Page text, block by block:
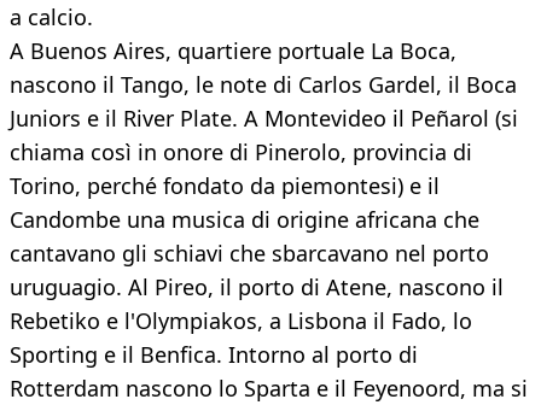
a calcio.
A Buenos Aires, quartiere portuale La Boca,
nascono il Tango, le note di Carlos Gardel, il Boca
Juniors e il River Plate. A Montevideo il Peñarol (si
chiama così in onore di Pinerolo, provincia di
Torino, perché fondato da piemontesi) e il
Candombe una musica di origine africana che
cantavano gli schiavi che sbarcavano nel porto
uruguagio. Al Pireo, il porto di Atene, nascono il
Rebetiko e l'Olympiakos, a Lisbona il Fado, lo
Sporting e il Benfica. Intorno al porto di
Rotterdam nascono lo Sparta e il Feyenoord, ma si